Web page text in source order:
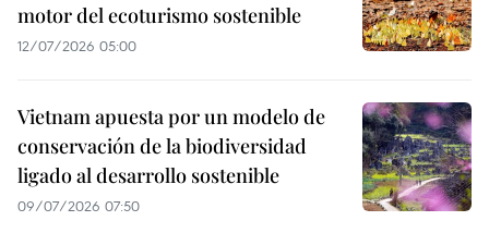
motor del ecoturismo sostenible
12/07/2026 05:00
Vietnam apuesta por un modelo de
conservación de la biodiversidad
ligado al desarrollo sostenible
09/07/2026 07:50